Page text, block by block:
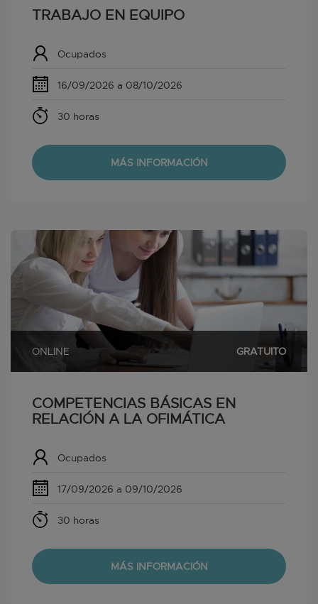
TRABAJO EN EQUIPO
Ocupados
16/09/2026 a 08/10/2026
30 horas
MÁS INFORMACIÓN
ONLINE GRATUITO
COMPETENCIAS BÁSICAS EN
RELACIÓN A LA OFIMÁTICA
Ocupados
17/09/2026 a 09/10/2026
30 horas
MÁS INFORMACIÓN